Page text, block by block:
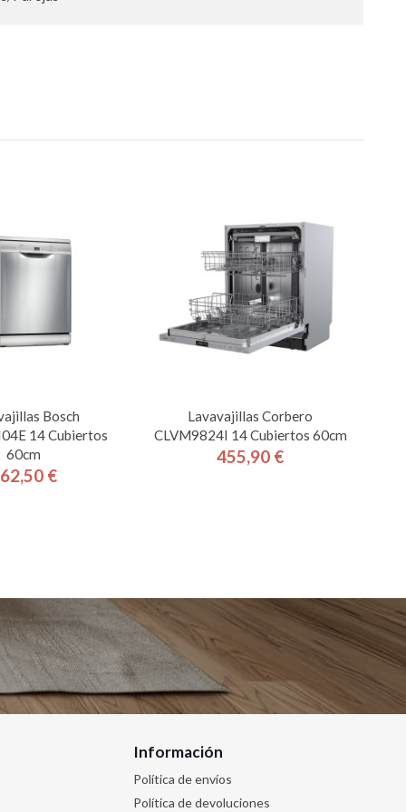
Bosch
14 Cubiertos
60cm
Precio
€
Lavavajillas Corbero
CLVM9824I 14 Cubiertos 60cm
Precio
455,90 €
Información
Política de envíos
Política de devoluciones